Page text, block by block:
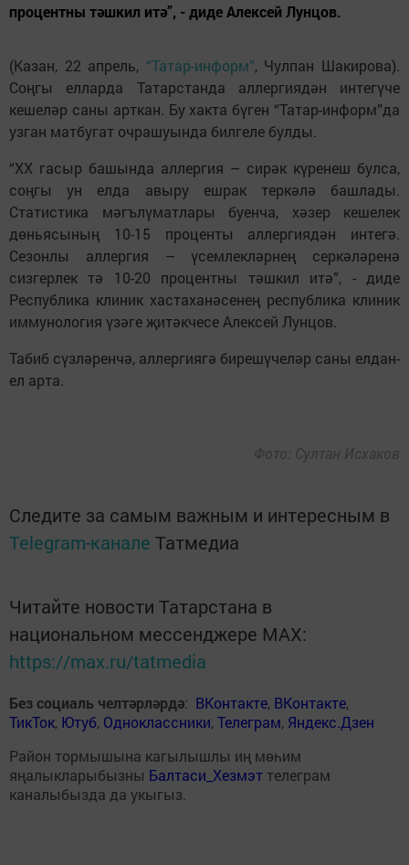
процентны тәшкил итә”, - диде Алексей Лунцов.
(Казан, 22 апрель, “Татар-информ”, Чулпан Шакирова).
Соңгы елларда Татарстанда аллергиядән интегүче
кешеләр саны арткан. Бу хакта бүген “Татар-информ”да
узган матбугат очрашуында билгеле булды.
“XX гасыр башында аллергия – сирәк күренеш булса,
соңгы ун елда авыру ешрак теркәлә башлады.
Статистика мәгълүматлары буенча, хәзер кешелек
дөньясының 10-15 проценты аллергиядән интегә.
Сезонлы аллергия – үсемлекләрнең серкәләренә
сизгерлек тә 10-20 процентны тәшкил итә”, - диде
Республика клиник хастаханәсенең республика клиник
иммунология үзәге җитәкчесе Алексей Лунцов.
Табиб сүзләренчә, аллергиягә бирешүчеләр саны елдан-
ел арта.
Фото: Султан Исхаков
Следите за самым важным и интересным в
Telegram-канале Татмедиа
Читайте новости Татарстана в
национальном мессенджере MАХ:
https://max.ru/tatmedia
Без социаль челтәрләрдә: ВКонтакте, ВКонтакте,
ТикТок, Ютуб, Одноклассники,Телеграм, Яндекс.Дзен
Район тормышына кагылышлы иң мөһим
яңалыкларыбызны Балтаси_Хезмэт телеграм
каналыбызда да укыгыз.